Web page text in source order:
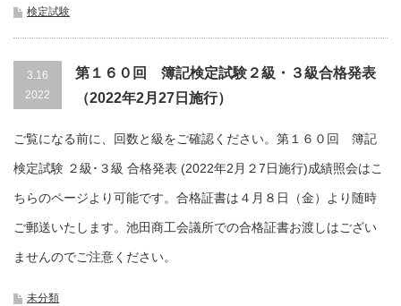
検定試験
3.16
2022
第１６０回 簿記検定試験２級・３級合格発表
（2022年2月27日施行）
ご覧になる前に、回数と級をご確認ください。第１６０回 簿記
検定試験 ２級･３級 合格発表 (2022年2月２7日施行)成績照会はこ
ちらのページより可能です。合格証書は４月８日（金）より随時
ご郵送いたします。池田商工会議所での合格証書お渡しはござい
ませんのでご注意ください。
未分類